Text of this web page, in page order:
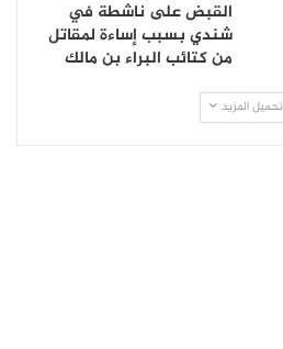
القبض على ناشطة في
شندي بسبب إساءة لمقاتل
من كتائب البراء بن مالك
تحميل المزيد